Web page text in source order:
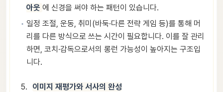
아웃 에 신경을 써야 하는 패턴이 있습니다.
일정 조절, 운동, 취미(바둑·다른 전략 게임 등)를 통해 머
리를 다른 방식으로 쓰는 시간이 필요합니다. 이를 잘 관리
하면, 코치·감독으로서의 롱런 가능성이 높아지는 구조입
니다.
이미지 재평가와 서사의 완성